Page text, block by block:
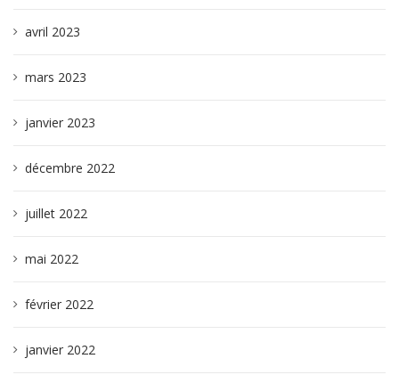
avril 2023
mars 2023
janvier 2023
décembre 2022
juillet 2022
mai 2022
février 2022
janvier 2022